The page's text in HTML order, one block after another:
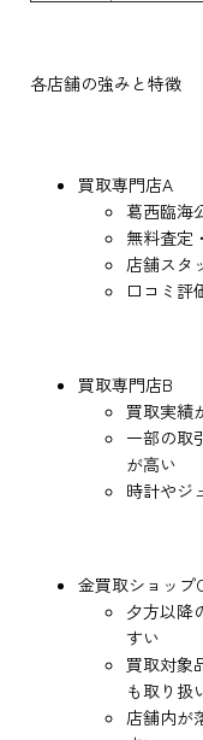
各店舗の強みと特徴
買取専門店A
葛西臨海
無料査定
店舗スタ
口コミ評
買取専門店B
買取実績
一部の取
が高い
時計やジ
金買取ショップ
夕方以降
すい
買取対象
も取り扱
店舗内が